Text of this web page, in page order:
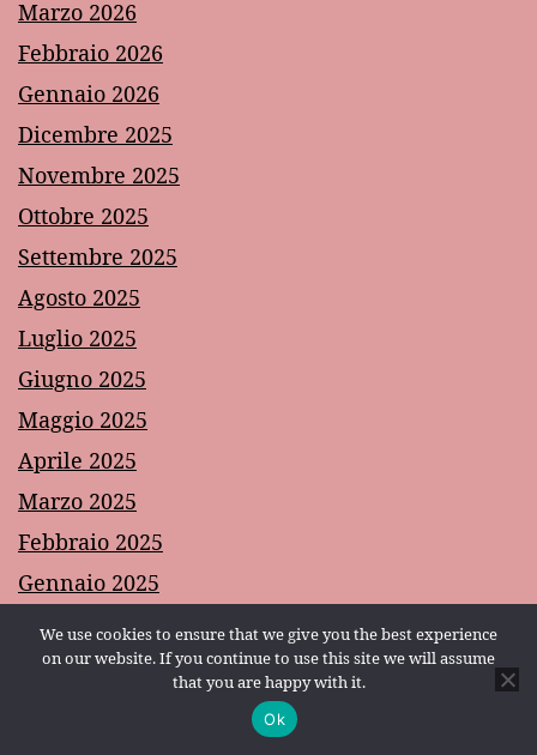
Marzo 2026
Febbraio 2026
Gennaio 2026
Dicembre 2025
Novembre 2025
Ottobre 2025
Settembre 2025
Agosto 2025
Luglio 2025
Giugno 2025
Maggio 2025
Aprile 2025
Marzo 2025
Febbraio 2025
Gennaio 2025
Dicembre 2024
Novembre 2024
We use cookies to ensure that we give you the best experience
on our website. If you continue to use this site we will assume
that you are happy with it.
Ok